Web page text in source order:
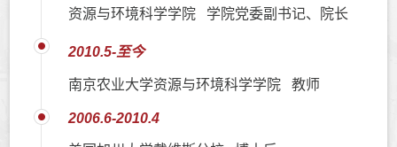
资源与环境科学学院 学院党委副书记、院长
2010.5-至今
南京农业大学资源与环境科学学院 教师
2006.6-2010.4